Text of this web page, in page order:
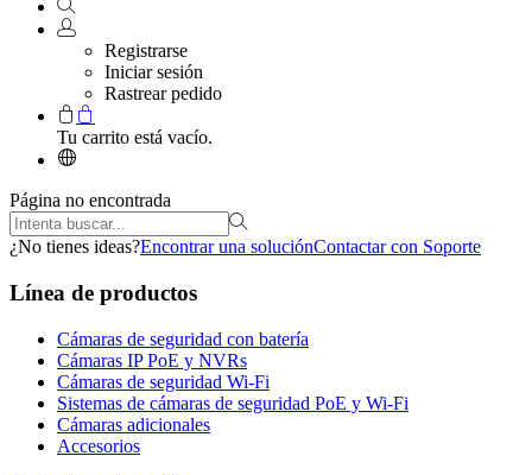
Registrarse
Iniciar sesión
Rastrear pedido
Tu carrito está vacío.
Página no encontrada
¿No tienes ideas?Encontrar una soluciónContactar con Soporte
Línea de productos
Cámaras de seguridad con batería
Cámaras IP PoE y NVRs
Cámaras de seguridad Wi-Fi
Sistemas de cámaras de seguridad PoE y Wi-Fi
Cámaras adicionales
Accesorios